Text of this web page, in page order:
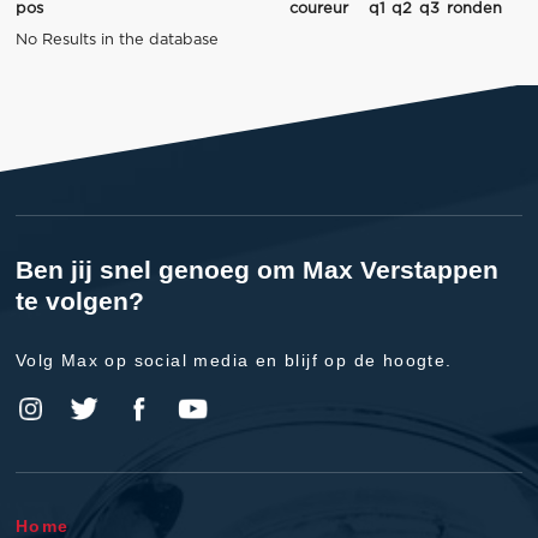
pos coureur q1 q2 q3 ronden
No Results in the database
Ben jij snel genoeg om Max Verstappen
te volgen?
Volg Max op social media en blijf op de hoogte.
Home